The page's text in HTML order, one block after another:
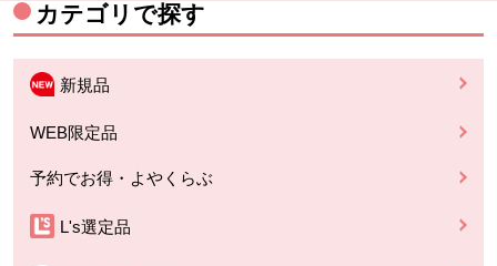
カテゴリで探す
新規品
WEB限定品
予約でお得・よやくらぶ
L's選定品